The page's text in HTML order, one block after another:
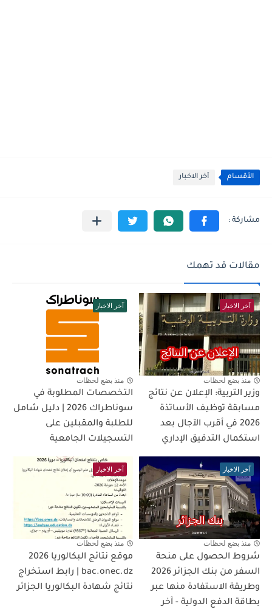
الأقسام آخر الاخبار
مقالات قد تهمك
آخر الاخبار
منذ بضع لحظات
وزير التربية: الإعلان عن نتائج
مسابقة توظيف الأساتذة
2026 في أقرب الآجال بعد
استكمال التدقيق الإداري
آخر الاخبار
منذ بضع لحظات
التخصصات المطلوبة في
سوناطراك 2026 | دليل شامل
للطلبة والمقبلين على
التسجيلات الجامعية
آخر الاخبار
منذ بضع لحظات
شروط الحصول على منحة
السفر من بنك الجزائر 2026
وطريقة الاستفادة منها عبر
بطاقة الدفع الدولية - آخر
آخر الاخبار
منذ بضع لحظات
موقع نتائج البكالوريا 2026
bac.onec.dz | رابط استخراج
نتائج شهادة البكالوريا الجزائر